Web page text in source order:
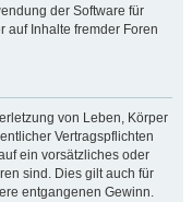
der Software für
auf Inhalte fremder Foren
von Leben, Körper
Vertragspflichten
ein vorsätzliches oder
sind. Dies gilt auch für
entgangenen Gewinn.